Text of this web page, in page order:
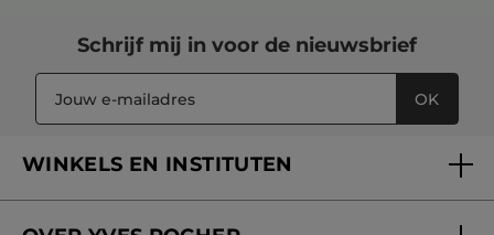
Schrijf mij in voor de nieuwsbrief
OK
WINKELS EN INSTITUTEN